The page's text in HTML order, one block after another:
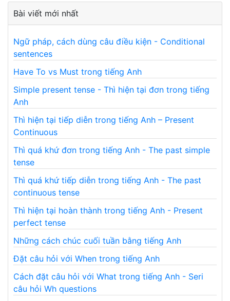
Bài viết mới nhất
Ngữ pháp, cách dùng câu điều kiện - Conditional
sentences
Have To vs Must trong tiếng Anh
Simple present tense - Thì hiện tại đơn trong tiếng
Anh
Thì hiện tại tiếp diễn trong tiếng Anh – Present
Continuous
Thì quá khứ đơn trong tiếng Anh - The past simple
tense
Thì quá khứ tiếp diễn trong tiếng Anh - The past
continuous tense
Thì hiện tại hoàn thành trong tiếng Anh - Present
perfect tense
Những cách chúc cuối tuần bằng tiếng Anh
Đặt câu hỏi với When trong tiếng Anh
Cách đặt câu hỏi với What trong tiếng Anh - Seri
câu hỏi Wh questions